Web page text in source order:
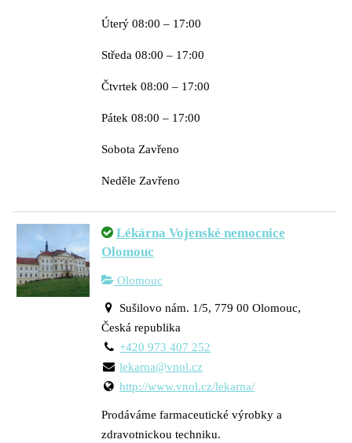
Úterý 08:00 – 17:00
Středa 08:00 – 17:00
Čtvrtek 08:00 – 17:00
Pátek 08:00 – 17:00
Sobota Zavřeno
Neděle Zavřeno
Lékárna Vojenské nemocnice
Olomouc
Olomouc
Sušilovo nám. 1/5, 779 00 Olomouc,
Česká republika
+420 973 407 252
lekarna@vnol.cz
http://www.vnol.cz/lekarna/
Prodáváme farmaceutické výrobky a
zdravotnickou techniku.